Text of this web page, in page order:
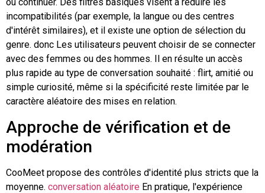
incompatibilités (par exemple, la langue ou des centres
d'intérêt similaires), et il existe une option de sélection du
genre. donc Les utilisateurs peuvent choisir de se connecter
avec des femmes ou des hommes. Il en résulte un accès
plus rapide au type de conversation souhaité : flirt, amitié ou
simple curiosité, même si la spécificité reste limitée par le
caractère aléatoire des mises en relation.
Approche de vérification et de
modération
CooMeet propose des contrôles d'identité plus stricts que la
moyenne. conversation aléatoire En pratique, l'expérience